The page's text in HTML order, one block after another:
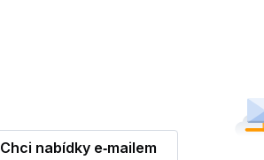
Chci nabídky e‑mailem